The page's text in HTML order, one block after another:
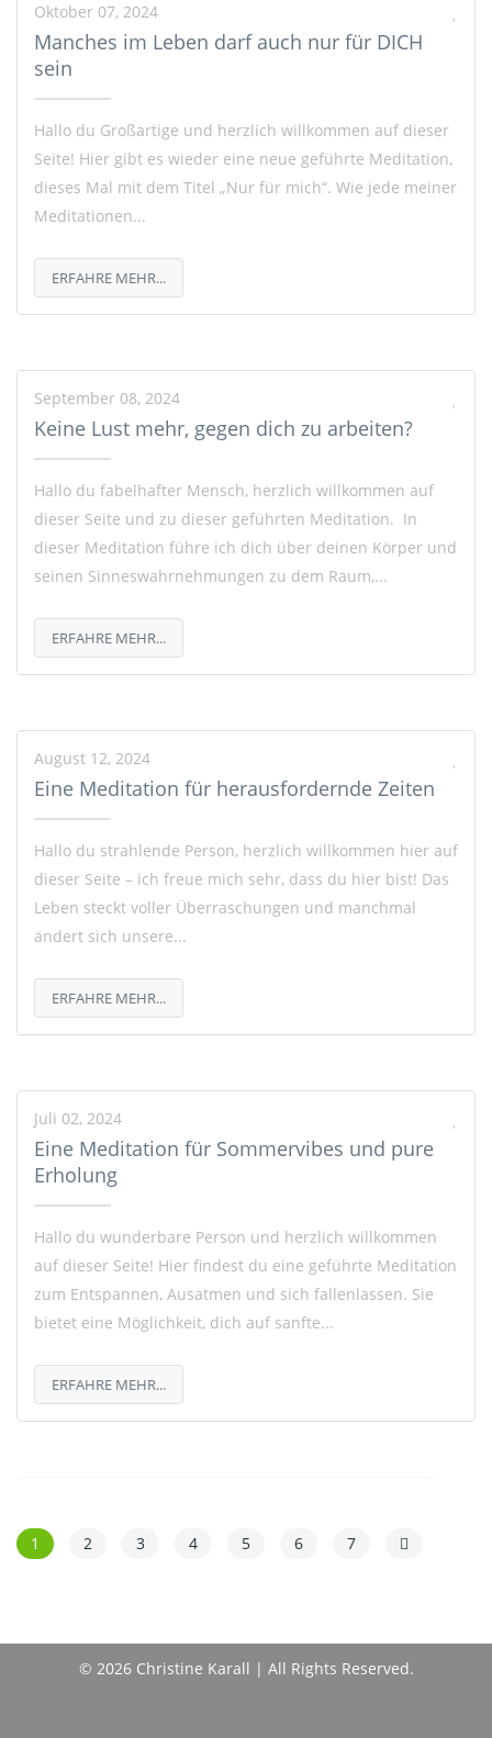
Oktober 07, 2024
Manches im Leben darf auch nur für DICH
sein
Hallo du Großartige und herzlich willkommen auf dieser
Seite! Hier gibt es wieder eine neue geführte Meditation,
dieses Mal mit dem Titel „Nur für mich“. Wie jede meiner
Meditationen...
ERFAHRE MEHR...
September 08, 2024
Keine Lust mehr, gegen dich zu arbeiten?
Hallo du fabelhafter Mensch, herzlich willkommen auf
dieser Seite und zu dieser geführten Meditation. In
dieser Meditation führe ich dich über deinen Körper und
seinen Sinneswahrnehmungen zu dem Raum,...
ERFAHRE MEHR...
August 12, 2024
Eine Meditation für herausfordernde Zeiten
Hallo du strahlende Person, herzlich willkommen hier auf
dieser Seite – ich freue mich sehr, dass du hier bist! Das
Leben steckt voller Überraschungen und manchmal
ändert sich unsere...
ERFAHRE MEHR...
Juli 02, 2024
Eine Meditation für Sommervibes und pure
Erholung
Hallo du wunderbare Person und herzlich willkommen
auf dieser Seite! Hier findest du eine geführte Meditation
zum Entspannen, Ausatmen und sich fallenlassen. Sie
bietet eine Möglichkeit, dich auf sanfte...
ERFAHRE MEHR...
1 2 3 4 5 6 7
© 2026 Christine Karall | All Rights Reserved.